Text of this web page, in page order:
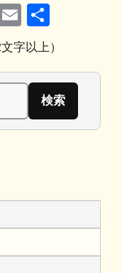
E
m
ai
l
有
字以上）